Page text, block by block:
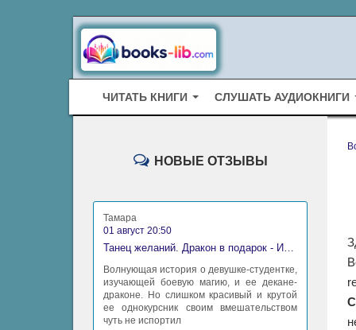
ЧИТАТЬ КНИГИ СЛУШАТЬ АУДИОКНИГИ
НОВЫЕ ОТЗЫВЫ
Тамара
01 август 20:50
Танец желаний. Дракон в подарок - Ирина Алексеева
Волнующая история о девушке-студентке,
изучающей боевую магию, и ее декане-
драконе. Но слишком красивый и крутой
ее однокурсник своим вмешательством
чуть не испортил